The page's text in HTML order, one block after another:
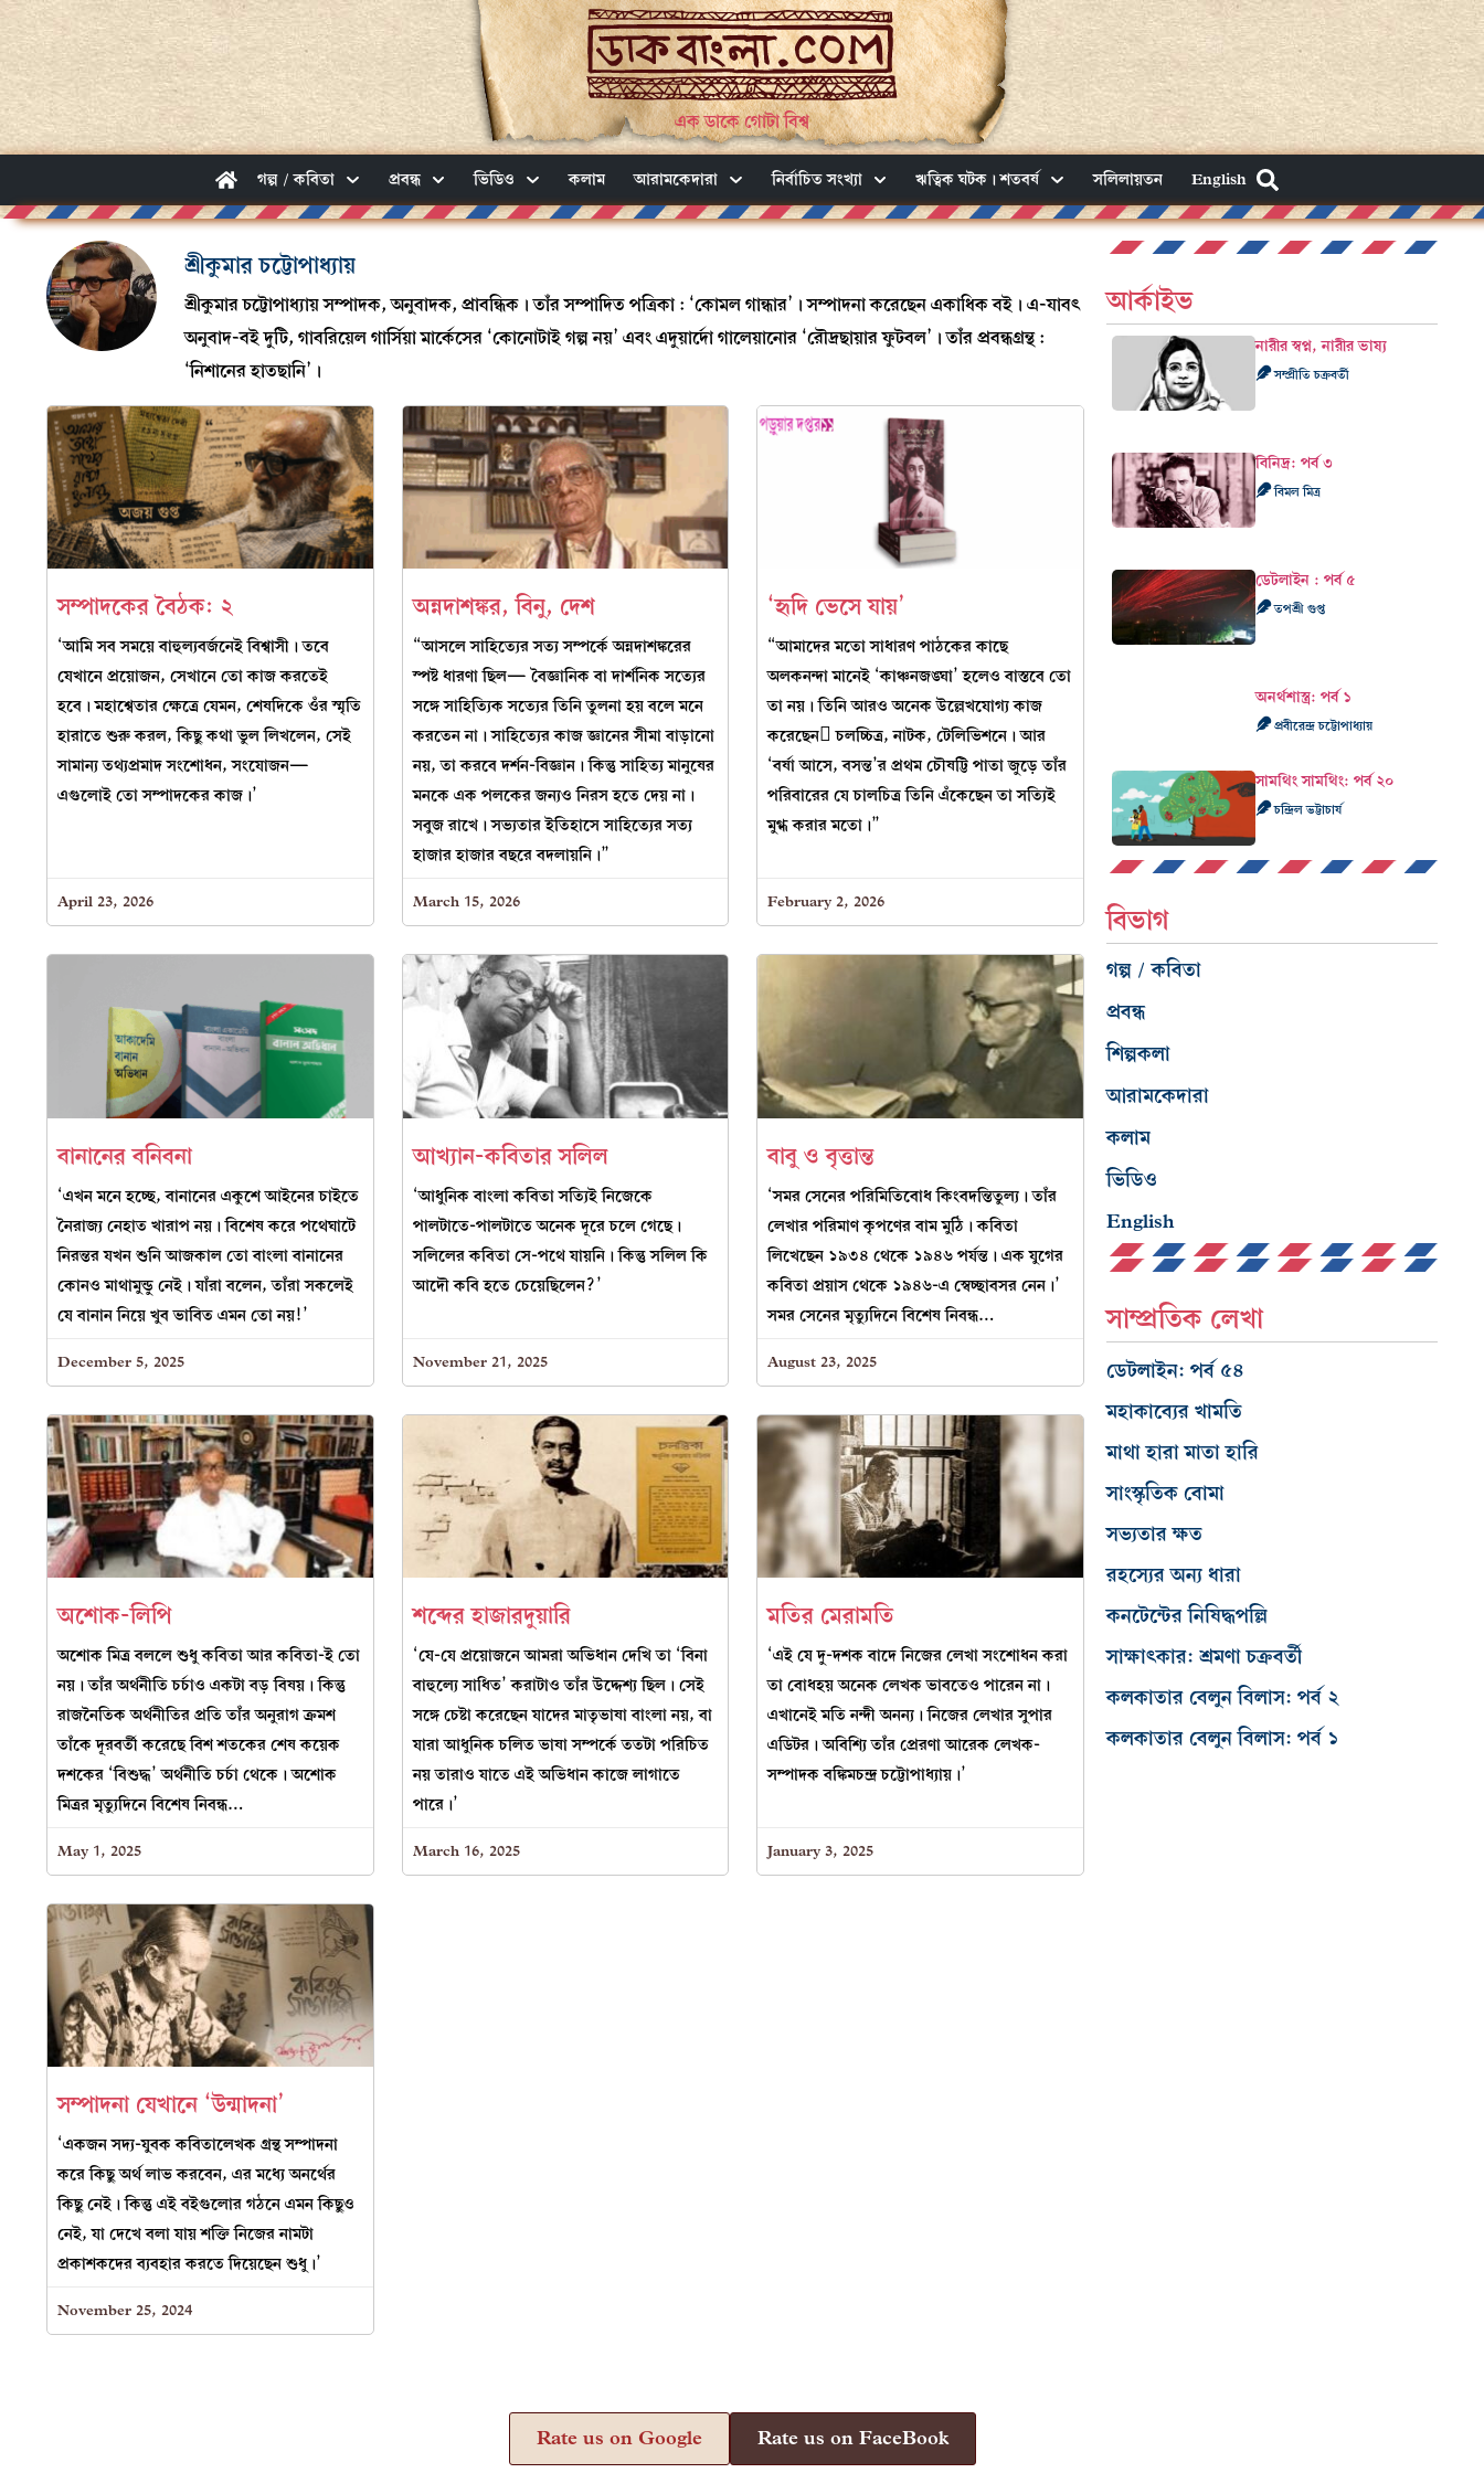
এক ডাকে গোটা বিশ্ব
গল্প / কবিতা প্রবন্ধ ভিডিও কলাম আরামকেদারা নির্বাচিত সংখ্যা ঋত্বিক ঘটক। শতবর্ষ সলিলায়তন English
শ্রীকুমার চট্টোপাধ্যায়
শ্রীকুমার চট্টোপাধ্যায় সম্পাদক, অনুবাদক, প্রাবন্ধিক। তাঁর সম্পাদিত পত্রিকা : ‘কোমল গান্ধার’। সম্পাদনা করেছেন একাধিক বই। এ-যাবৎ
অনুবাদ-বই দুটি, গাবরিয়েল গার্সিয়া মার্কেসের ‘কোনোটাই গল্প নয়’ এবং এদুয়ার্দো গালেয়ানোর ‘রৌদ্রছায়ার ফুটবল’। তাঁর প্রবন্ধগ্রন্থ :
‘নিশানের হাতছানি’।
সম্পাদকের বৈঠক: ২
‘আমি সব সময়ে বাহুল্যবর্জনেই বিশ্বাসী। তবে
যেখানে প্রয়োজন, সেখানে তো কাজ করতেই
হবে। মহাশ্বেতার ক্ষেত্রে যেমন, শেষদিকে ওঁর স্মৃতি
হারাতে শুরু করল, কিছু কথা ভুল লিখলেন, সেই
সামান্য তথ্যপ্রমাদ সংশোধন, সংযোজন—
এগুলোই তো সম্পাদকের কাজ।’
April 23, 2026
অন্নদাশঙ্কর, বিনু, দেশ
“আসলে সাহিত্যের সত্য সম্পর্কে অন্নদাশঙ্করের
স্পষ্ট ধারণা ছিল— বৈজ্ঞানিক বা দার্শনিক সত্যের
সঙ্গে সাহিত্যিক সত্যের তিনি তুলনা হয় বলে মনে
করতেন না। সাহিত্যের কাজ জ্ঞানের সীমা বাড়ানো
নয়, তা করবে দর্শন-বিজ্ঞান। কিন্তু সাহিত্য মানুষের
মনকে এক পলকের জন্যও নিরস হতে দেয় না।
সবুজ রাখে। সভ্যতার ইতিহাসে সাহিত্যের সত্য
হাজার হাজার বছরে বদলায়নি।”
March 15, 2026
‘হৃদি ভেসে যায়’
“আমাদের মতো সাধারণ পাঠকের কাছে
অলকনন্দা মানেই ‘কাঞ্চনজঙ্ঘা’ হলেও বাস্তবে তো
তা নয়। তিনি আরও অনেক উল্লেখযোগ্য কাজ
করেছেন চলচ্চিত্র, নাটক, টেলিভিশনে। আর
‘বর্ষা আসে, বসন্ত’র প্রথম চৌষট্টি পাতা জুড়ে তাঁর
পরিবারের যে চালচিত্র তিনি এঁকেছেন তা সত্যিই
মুগ্ধ করার মতো।”
February 2, 2026
বানানের বনিবনা
‘এখন মনে হচ্ছে, বানানের একুশে আইনের চাইতে
নৈরাজ্য নেহাত খারাপ নয়। বিশেষ করে পথেঘাটে
নিরন্তর যখন শুনি আজকাল তো বাংলা বানানের
কোনও মাথামুন্ডু নেই। যাঁরা বলেন, তাঁরা সকলেই
যে বানান নিয়ে খুব ভাবিত এমন তো নয়!’
December 5, 2025
আখ্যান-কবিতার সলিল
‘আধুনিক বাংলা কবিতা সত্যিই নিজেকে
পালটাতে-পালটাতে অনেক দূরে চলে গেছে।
সলিলের কবিতা সে-পথে যায়নি। কিন্তু সলিল কি
আদৌ কবি হতে চেয়েছিলেন?’
November 21, 2025
বাবু ও বৃত্তান্ত
‘সমর সেনের পরিমিতিবোধ কিংবদন্তিতুল্য। তাঁর
লেখার পরিমাণ কৃপণের বাম মুঠি। কবিতা
লিখেছেন ১৯৩৪ থেকে ১৯৪৬ পর্যন্ত। এক যুগের
কবিতা প্রয়াস থেকে ১৯৪৬-এ স্বেচ্ছাবসর নেন।’
সমর সেনের মৃত্যুদিনে বিশেষ নিবন্ধ…
August 23, 2025
অশোক-লিপি
অশোক মিত্র বললে শুধু কবিতা আর কবিতা-ই তো
নয়। তাঁর অর্থনীতি চর্চাও একটা বড় বিষয়। কিন্তু
রাজনৈতিক অর্থনীতির প্রতি তাঁর অনুরাগ ক্রমশ
তাঁকে দূরবর্তী করেছে বিশ শতকের শেষ কয়েক
দশকের ‘বিশুদ্ধ’ অর্থনীতি চর্চা থেকে। অশোক
মিত্রর মৃত্যুদিনে বিশেষ নিবন্ধ…
May 1, 2025
শব্দের হাজারদুয়ারি
‘যে-যে প্রয়োজনে আমরা অভিধান দেখি তা ‘বিনা
বাহুল্যে সাধিত’ করাটাও তাঁর উদ্দেশ্য ছিল। সেই
সঙ্গে চেষ্টা করেছেন যাদের মাতৃভাষা বাংলা নয়, বা
যারা আধুনিক চলিত ভাষা সম্পর্কে ততটা পরিচিত
নয় তারাও যাতে এই অভিধান কাজে লাগাতে
পারে।’
March 16, 2025
মতির মেরামতি
‘এই যে দু-দশক বাদে নিজের লেখা সংশোধন করা
তা বোধহয় অনেক লেখক ভাবতেও পারেন না।
এখানেই মতি নন্দী অনন্য। নিজের লেখার সুপার
এডিটর। অবিশ্যি তাঁর প্রেরণা আরেক লেখক-
সম্পাদক বঙ্কিমচন্দ্র চট্টোপাধ্যায়।’
January 3, 2025
সম্পাদনা যেখানে ‘উন্মাদনা’
‘একজন সদ্য-যুবক কবিতালেখক গ্রন্থ সম্পাদনা
করে কিছু অর্থ লাভ করবেন, এর মধ্যে অনর্থের
কিছু নেই। কিন্তু এই বইগুলোর গঠনে এমন কিছুও
নেই, যা দেখে বলা যায় শক্তি নিজের নামটা
প্রকাশকদের ব্যবহার করতে দিয়েছেন শুধু।’
November 25, 2024
আর্কাইভ
নারীর স্বপ্ন, নারীর ভাষ্য
সম্প্রীতি চক্রবর্তী
বিনিদ্র: পর্ব ৩
বিমল মিত্র
ডেটলাইন : পর্ব ৫
তপশ্রী গুপ্ত
অনর্থশাস্ত্র: পর্ব ১
প্রবীরেন্দ্র চট্টোপাধ্যায়
সামথিং সামথিং: পর্ব ২০
চন্দ্রিল ভট্টাচার্য
বিভাগ
গল্প / কবিতা
প্রবন্ধ
শিল্পকলা
আরামকেদারা
কলাম
ভিডিও
English
সাম্প্রতিক লেখা
ডেটলাইন: পর্ব ৫৪
মহাকাব্যের খামতি
মাথা হারা মাতা হারি
সাংস্কৃতিক বোমা
সভ্যতার ক্ষত
রহস্যের অন্য ধারা
কনটেন্টের নিষিদ্ধপল্লি
সাক্ষাৎকার: শ্রমণা চক্রবর্তী
কলকাতার বেলুন বিলাস: পর্ব ২
কলকাতার বেলুন বিলাস: পর্ব ১
Rate us on Google Rate us on FaceBook